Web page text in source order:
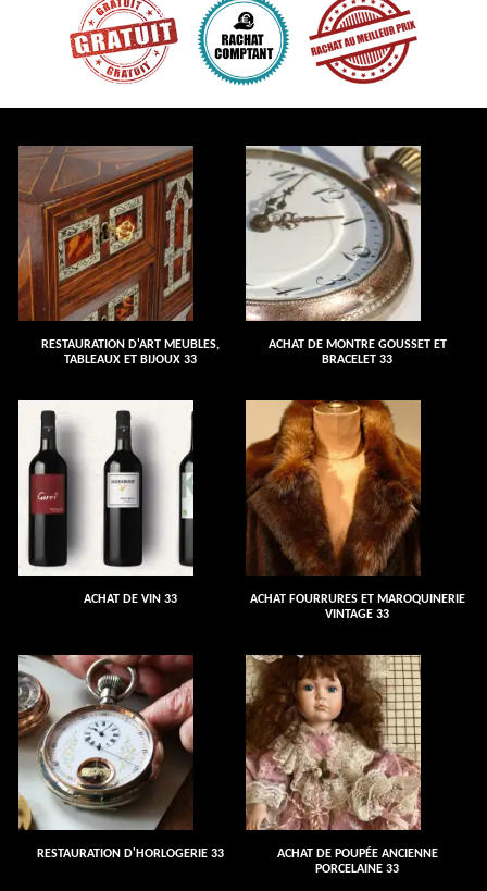
RESTAURATION D'ART MEUBLES,
TABLEAUX ET BIJOUX 33
ACHAT DE MONTRE GOUSSET ET
BRACELET 33
ACHAT DE VIN 33
ACHAT FOURRURES ET MAROQUINERIE
VINTAGE 33
RESTAURATION D'HORLOGERIE 33
ACHAT DE POUPÉE ANCIENNE
PORCELAINE 33